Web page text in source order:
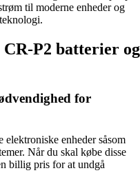
til moderne enheder og
P2 batterier og
for
enheder såsom
Når du skal købe disse
billig pris for at undgå